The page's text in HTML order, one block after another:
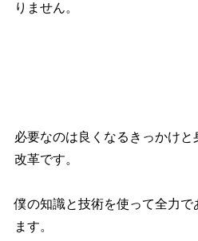
りません。
必要なのは良くなるきっかけ
改革です。
僕の知識と技術を使って全力
ます。